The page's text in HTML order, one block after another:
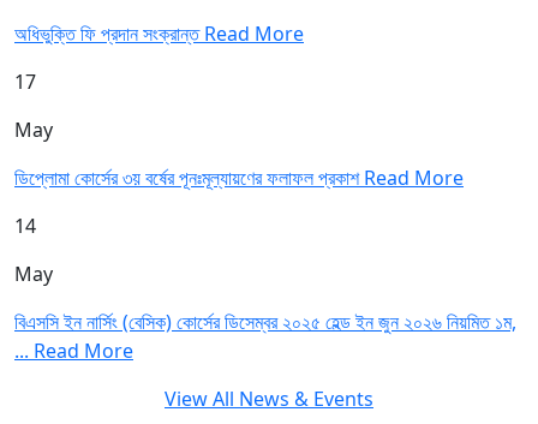
অধিভুক্তি ফি প্রদান সংক্রান্তRead More
17
May
ডিপ্লোমা কোর্সের ৩য় বর্ষের পূনঃমূল্যায়ণের ফলাফল প্রকাশRead More
14
May
বিএসসি ইন নার্সিং (বেসিক) কোর্সের ডিসেম্বর ২০২৫ হেল্ড ইন জুন ২০২৬ নিয়মিত ১ম,
... Read More
View All News & Events